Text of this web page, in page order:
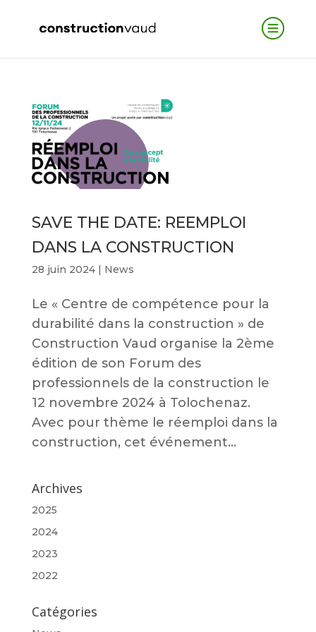
SAVE THE DATE: REEMPLOI
DANS LA CONSTRUCTION
28 juin 2024| News
Le « Centre de compétence pour la
durabilité dans la construction » de
Construction Vaud organise la 2ème
édition de son Forum des
professionnels de la construction le
12 novembre 2024 à Tolochenaz.
Avec pour thème le réemploi dans la
construction, cet événement...
Archives
2025
2024
2023
2022
Catégories